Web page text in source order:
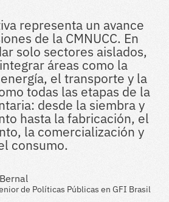
representa un avance
de la CMNUCC. En
solo sectores aislados,
áreas como la
el transporte y la
todas las etapas de la
desde la siembra y
hasta la fabricación, el
la comercialización y
consumo.
de Políticas Públicas en GFI Brasil